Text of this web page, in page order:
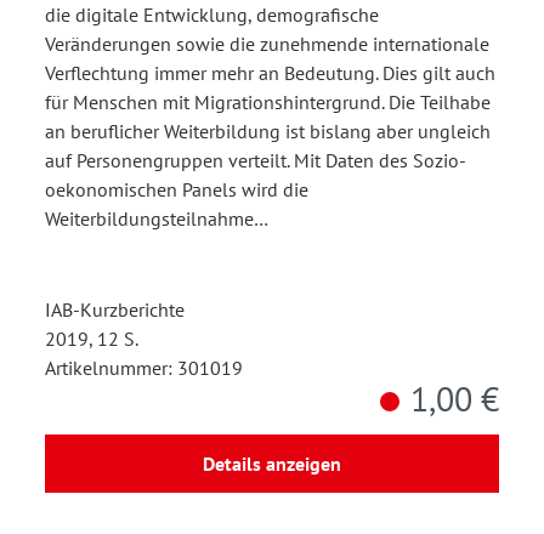
die digitale Entwicklung, demografische
Veränderungen sowie die zunehmende internationale
Verflechtung immer mehr an Bedeutung. Dies gilt auch
für Menschen mit Migrationshintergrund. Die Teilhabe
an beruflicher Weiterbildung ist bislang aber ungleich
auf Personengruppen verteilt. Mit Daten des Sozio-
oekonomischen Panels wird die
Weiterbildungsteilnahme…
IAB-Kurzberichte
2019, 12 S.
Artikelnummer: 301019
1,00 €
Details anzeigen